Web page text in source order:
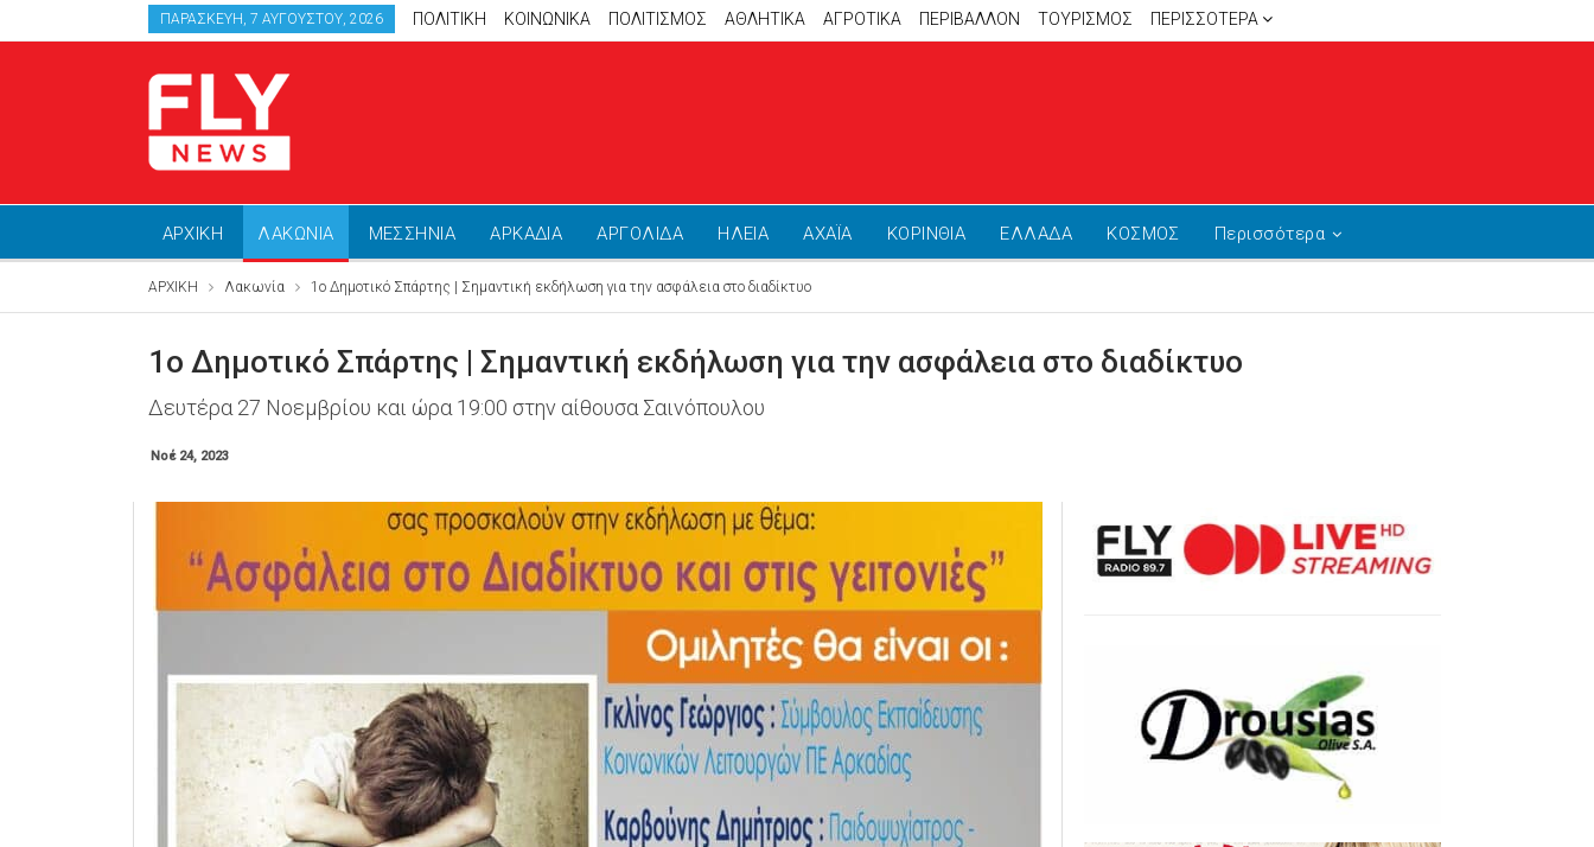
ΠΑΡΑΣΚΕΥΉ, 7 ΑΥΓΟΎΣΤΟΥ, 2026 ΠΟΛΙΤΙΚΗ ΚΟΙΝΩΝΙΚΑ ΠΟΛΙΤΙΣΜΟΣ ΑΘΛΗΤΙΚΆ ΑΓΡΟΤΙΚΑ ΠΕΡΙΒΑΛΛΟΝ ΤΟΥΡΙΣΜΟΣ ΠΕΡΙΣΣΌΤΕΡΑ
ΑΡΧΙΚΗ ΛΑΚΩΝΙΑ ΜΕΣΣΗΝΙΑ ΑΡΚΑΔΙΑ ΑΡΓΟΛΙΔΑ ΗΛΕΙΑ ΑΧΑΪΑ ΚΟΡΙΝΘΙΑ ΕΛΛΑΔΑ ΚΟΣΜΟΣ Περισσότερα
ΑΡΧΙΚΗ Λακωνία 1ο Δημοτικό Σπάρτης | Σημαντική εκδήλωση για την ασφάλεια στο διαδίκτυο
1ο Δημοτικό Σπάρτης | Σημαντική εκδήλωση για την ασφάλεια στο διαδίκτυο
Δευτέρα 27 Νοεμβρίου και ώρα 19:00 στην αίθουσα Σαινόπουλου
Νοέ 24, 2023